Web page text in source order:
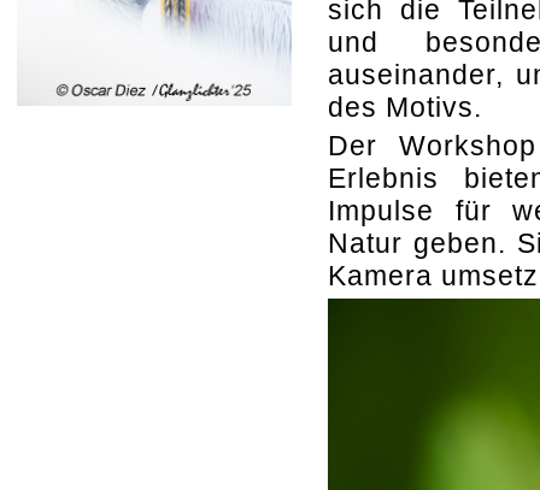
sich die
und
auseinander,
des Motivs.
Der
Erlebnis
Impulse für
Natur geben.
Kamera